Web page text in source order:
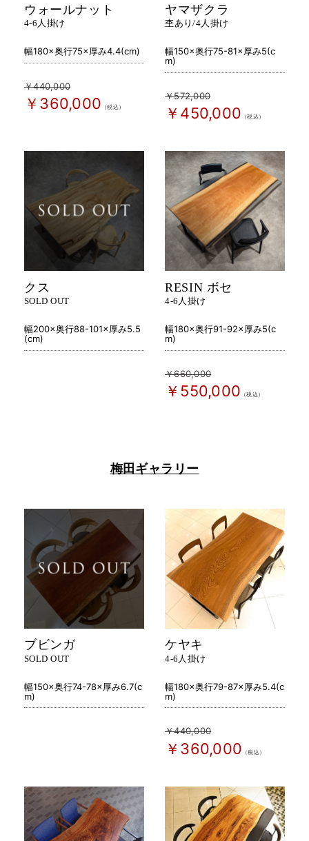
ウォールナット
4-6人掛け
幅180×奥行75×厚み4.4(cm)
￥440,000
￥360,000 （税込）
ヤマザクラ
杢あり/4人掛け
幅150×奥行75-81×厚み5(c
m)
￥572,000
￥450,000 （税込）
クス
SOLD OUT
幅200×奥行88-101×厚み5.5
(cm)
RESIN ボセ
4-6人掛け
幅180×奥行91-92×厚み5(c
m)
￥660,000
￥550,000 （税込）
梅田ギャラリー
ブビンガ
SOLD OUT
幅150×奥行74-78×厚み6.7(c
m)
ケヤキ
4-6人掛け
幅180×奥行79-87×厚み5.4(c
m)
￥440,000
￥360,000 （税込）